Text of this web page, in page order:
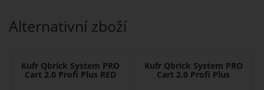
Alternativní zboží
Kufr Qbrick System PRO
Cart 2.0 Profi Plus RED
Kufr Qbrick System PRO
Cart 2.0 Profi Plus